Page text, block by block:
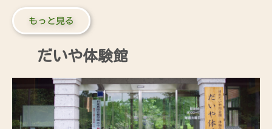
もっと見る
だいや体験館